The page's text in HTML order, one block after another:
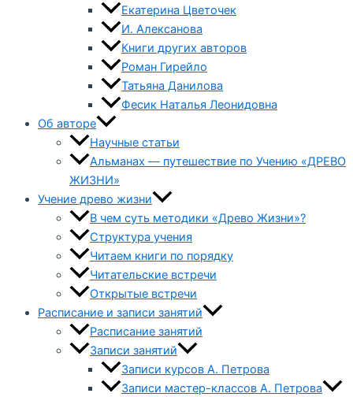
Екатерина Цветочек
И. Алексанова
Книги других авторов
Роман Гирейло
Татьяна Данилова
Фесик Наталья Леонидовна
Об авторе
Научные статьи
Альманах — путешествие по Учению «ДРЕВО
ЖИЗНИ»
Учение древо жизни
В чем суть методики «Древо Жизни»?
Структура учения
Читаем книги по порядку
Читательские встречи
Открытые встречи
Расписание и записи занятий
Расписание занятий
Записи занятий
Записи курсов А. Петрова
Записи мастер-классов А. Петрова